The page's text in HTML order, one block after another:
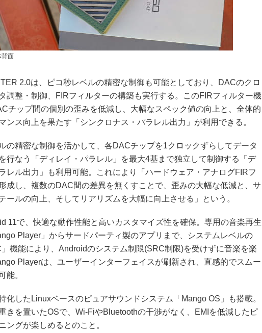
背面
2.0は、ピコ秒レベルの精密な制御も可能としており、DACのクロ
調整・制御、FIRフィルターの構築も実行する。このFIRフィルター機
チップ間の個別の歪みを低減し、大幅なスペック値の向上と、全体的
ンス向上を果たす「シンクロナス・パラレル出力」が利用できる。
の精密な制御を活かして、各DACチップを1クロックずらしてデータ
行なう「ディレイ・パラレル」を最大4基まで独立して制御する「デ
レル出力」も利用可能。これにより「ハードウェア・アナログFIRフ
成し、複数のDAC間の差異を無くすことで、歪みの大幅な低減と、サ
ールの向上、そしてリアリズムを大幅に向上させる」という。
11で、快適な動作性能と高いカスタマイズ性を確保。専用の音楽再生
Player」からサードパーティ製のアプリまで、システムレベルの
」機能により、Androidのシステム制限(SRC制限)を受けずに音楽を楽
Playerは、ユーザーインターフェイスが刷新され、直感的でスムー
能。
化したLinuxベースのピュアサウンドシステム「Mango OS」も搭載。
きを置いたOSで、Wi-FiやBluetoothの干渉がなく、EMIを低減したピ
ングが楽しめるとのこと。